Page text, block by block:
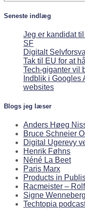
Seneste indlæg
Jeg er kandidat
SF
Digitalt
Tak til EU for at
Tech-giganter vil
Indblik i
websites
Blogs jeg læser
Anders Høeg
Bruce Schneier
Digital Ugerevy
Henrik Føhns
Néné La Beet
Paris Marx
Products in
Racmeister –
Signe Wenneberg
Techtopia